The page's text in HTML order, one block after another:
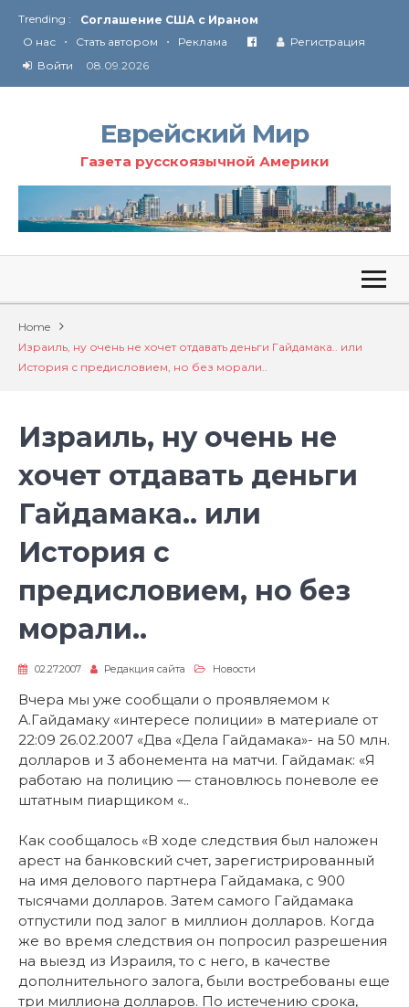
Trending :
Соглашение США с Ираном
Технология Революции в Иране
О нас • Стать автором • Реклама
Регистрация
Войти
08.09.2026
Еврейский Мир
Газета русскоязычной Америки
Home
Израиль, ну очень не хочет отдавать деньги Гайдамака.. или
История с предисловием, но без морали..
Израиль, ну очень не
хочет отдавать деньги
Гайдамака.. или
История с
предисловием, но без
морали..
02.27.2007 Редакция сайта Новости
Вчера мы уже сообщали о проявляемом к
А.Гайдамаку «интересе полиции» в материале от
22:09 26.02.2007 «Два «Дела Гайдамака»- на 50 млн.
долларов и 3 абонемента на матчи. Гайдамак: «Я
работаю на полицию — становлюсь поневоле ее
штатным пиарщиком «..
Как сообщалось «В ходе следствия был наложен
арест на банковский счет, зарегистрированный
на имя делового партнера Гайдамака, с 900
тысячами долларов. Затем самого Гайдамака
отпустили под залог в миллион долларов. Когда
же во время следствия он попросил разрешения
на выезд из Израиля, то с него, в качестве
дополнительного залога, были востребованы еще
три миллиона долларов. По истечению срока,